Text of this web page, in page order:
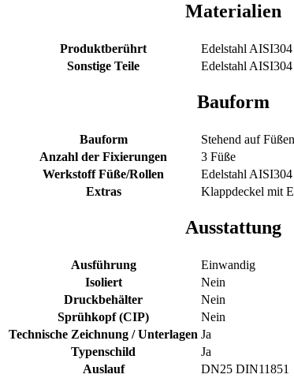
Materialien
Produktberührt
Edelstahl
Sonstige Teile
Edelstahl
Bauform
Bauform
Stehend auf Füßen
Anzahl der Fixierungen
3 Füße
Werkstoff Füße/Rollen
Edelstahl
Extras
Klappdeckel mit
Ausstattung
Ausführung
Einwandig
Isoliert
Nein
Druckbehälter
Nein
Sprühkopf (CIP)
Nein
Technische Zeichnung / Unterlagen Ja
Typenschild
Ja
Auslauf
DN25 DIN11851